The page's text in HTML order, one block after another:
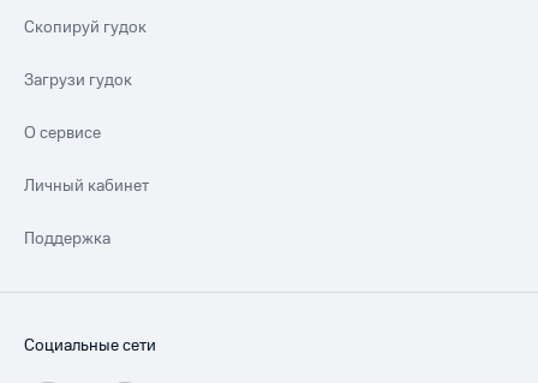
Скопируй гудок
Загрузи гудок
О сервисе
Личный кабинет
Поддержка
Социальные сети